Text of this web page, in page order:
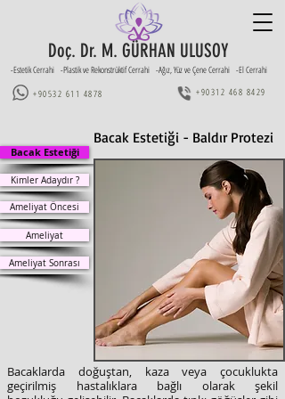
-Estetik Cerrahi -Plastik ve Rekonstrüktif Cerrahi -Ağız, Yüz ve Çene Cerrahi -El Cerrahi
Doç. Dr. M. GÜRHAN ULUSOY
+90532 611 4878 +90312 468 8429
Bacak Estetiği - Baldır Protezi
Bacak Estetiği
Kimler Adaydır ?
Ameliyat Öncesi
Ameliyat
Ameliyat Sonrası
Bacaklarda doğuştan, kaza veya çocuklukta
geçirilmiş hastalıklara bağlı olarak şekil